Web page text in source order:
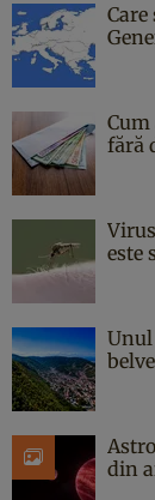
fără
este
Unul
din